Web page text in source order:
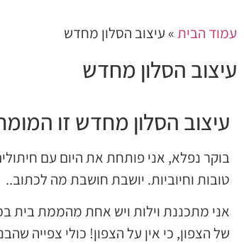
עמוד הבית» עיצוב הסלון מחדש
עיצוב הסלון מחדש
עיצוב הסלון מחדש זו
בוקר נפלא, אני פותחת את היום עם
טובות וחיוביות. יושבת חושבת מה לכתוב..
אני מתכננת וילות ויש אחת מהממת בית
של הצפון, כי אין על הצפון! כולי צפייה